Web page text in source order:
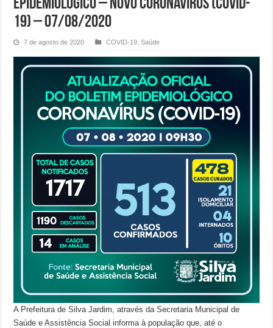
EPIDEMIOLÓGICO – NOVO CORONAVÍRUS (COVID-
19) – 07/08/2020
7 de agosto de 2020 COVID-19 ,Saúde
A Prefeitura de Silva Jardim, através da Secretaria Municipal de
Saúde e Assistência Social informa à população que, até o